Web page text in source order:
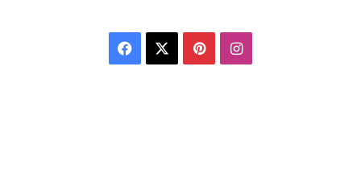
Facebook PinterestInstagram